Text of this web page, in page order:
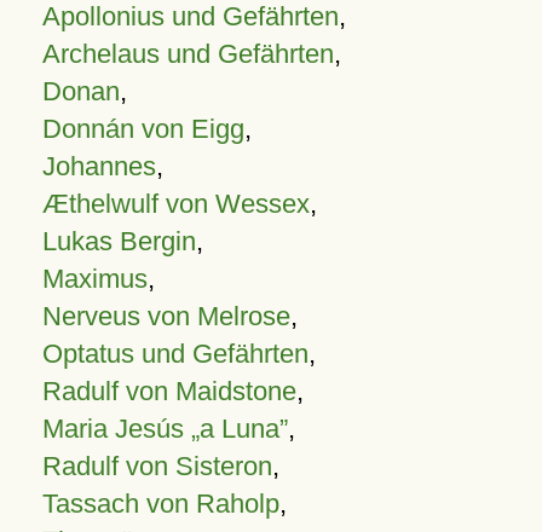
Apollonius und Gefährten,
Archelaus und Gefährten,
Donan,
Donnán von Eigg,
Johannes,
Æthelwulf von Wessex,
Lukas Bergin,
Maximus,
Nerveus von Melrose,
Optatus und Gefährten,
Radulf von Maidstone,
Maria Jesús „a Luna”,
Radulf von Sisteron,
Tassach von Raholp,